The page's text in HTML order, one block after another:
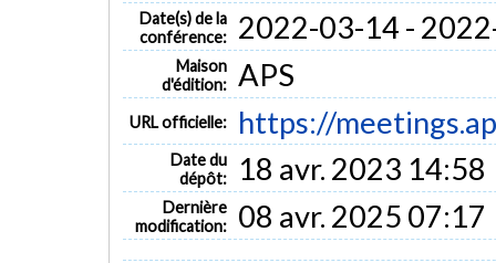
Date(s) de la
conférence:
2022-03-14 -
Maison
d'édition: APS
URL officielle: https://
Date du
dépôt:
18 avr. 2023 14:58
Dernière
modification:
08 avr. 2025 07:17